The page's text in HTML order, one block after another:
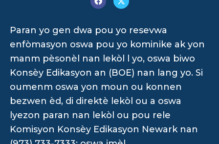
Paran yo gen dwa pou yo resevwa
enfòmasyon oswa pou yo kominike ak yon
manm pèsonèl nan lekòl l yo, oswa biwo
Konsèy Edikasyon an (BOE) nan lang yo. Si
oumenm oswa yon moun ou konnen
bezwen èd, di direktè lekòl ou a oswa
lyezon paran nan lekòl ou pou rele
Komisyon Konsèy Edikasyon Newark nan